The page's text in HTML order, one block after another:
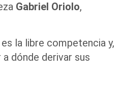
Gabriel Oriolo,
la libre competencia y,
dónde derivar sus